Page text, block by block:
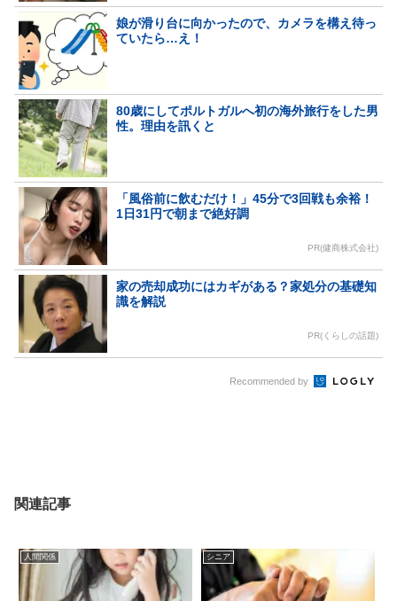
娘が滑り台に向かったので、カメラを構え待っ
ていたら…え！
80歳にしてポルトガルへ初の海外旅行をした男
性。理由を訊くと
「風俗前に飲むだけ！」45分で3回戦も余裕！
1日31円で朝まで絶好調
PR(健商株式会社)
家の売却成功にはカギがある？家処分の基礎知
識を解説
PR(くらしの話題)
Recommended by
関連記事
人間関係 シニア